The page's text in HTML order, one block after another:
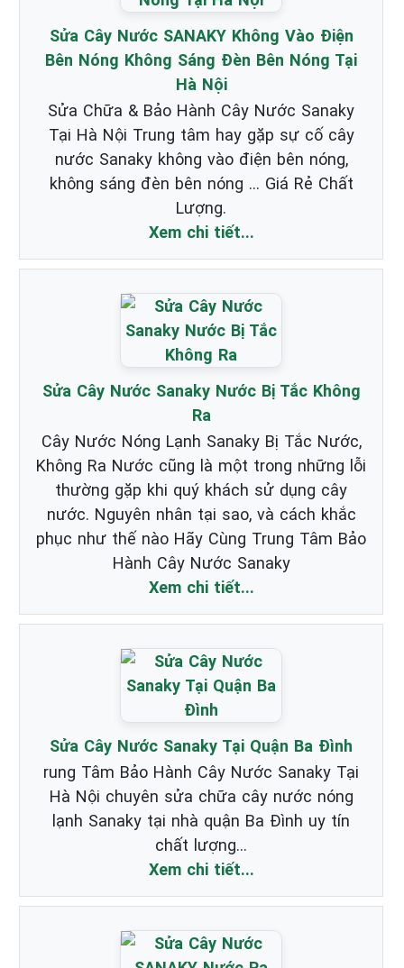
Sửa Cây Nước SANAKY Không Vào Điện
Bên Nóng Không Sáng Đèn Bên Nóng Tại
Hà Nội
Sửa Chữa & Bảo Hành Cây Nước Sanaky
Tại Hà Nội Trung tâm hay gặp sự cố cây
nước Sanaky không vào điện bên nóng,
không sáng đèn bên nóng ... Giá Rẻ Chất
Lượng.
Xem chi tiết...
Sửa Cây Nước Sanaky Nước Bị Tắc Không
Ra
Cây Nước Nóng Lạnh Sanaky Bị Tắc Nước,
Không Ra Nước cũng là một trong những lỗi
thường gặp khi quý khách sử dụng cây
nước. Nguyên nhân tại sao, và cách khắc
phục như thế nào Hãy Cùng Trung Tâm Bảo
Hành Cây Nước Sanaky
Xem chi tiết...
Sửa Cây Nước Sanaky Tại Quận Ba Đình
rung Tâm Bảo Hành Cây Nước Sanaky Tại
Hà Nội chuyên sửa chữa cây nước nóng
lạnh Sanaky tại nhà quận Ba Đình uy tín
chất lượng...
Xem chi tiết...